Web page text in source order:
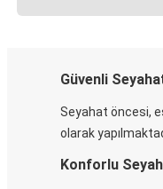
Güvenli
Seyahat öncesi,
olarak
Konforlu